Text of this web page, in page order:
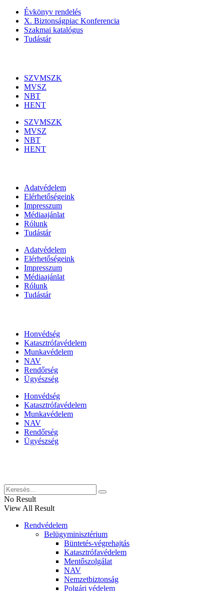
Évkönyv rendelés
X. Biztonságpiac Konferencia
Szakmai katalógus
Tudástár
SZVMSZK
MVSZ
NBT
HENT
SZVMSZK
MVSZ
NBT
HENT
Adatvédelem
Elérhetőségeink
Impresszum
Médiaajánlat
Rólunk
Tudástár
Adatvédelem
Elérhetőségeink
Impresszum
Médiaajánlat
Rólunk
Tudástár
Honvédség
Katasztrófavédelem
Munkavédelem
NAV
Rendőrség
Ügyészség
Honvédség
Katasztrófavédelem
Munkavédelem
NAV
Rendőrség
Ügyészség
No Result
View All Result
Rendvédelem
Belügyminisztérium
Büntetés-végrehajtás
Katasztrófavédelem
Mentőszolgálat
NAV
Nemzetbiztonság
Polgári védelem